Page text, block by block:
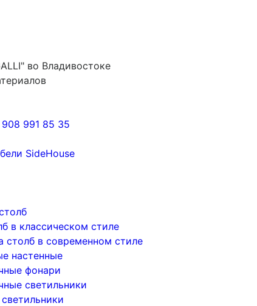
во Владивостоке
991 85 35
SideHouse
в классическом стиле
столб в современном стиле
настенные
фонари
светильники